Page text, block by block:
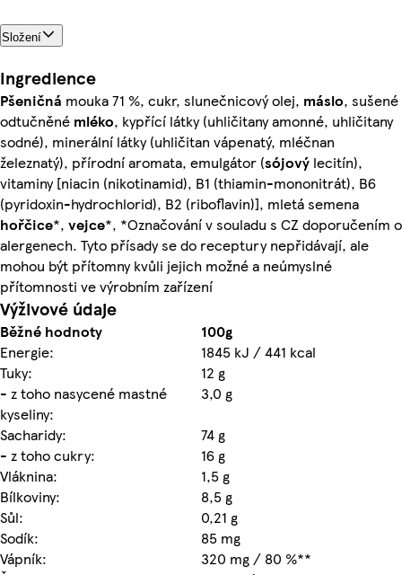
Složení
Ingredience
Pšeničná mouka 71 %, cukr, slunečnicový olej, máslo, sušené
odtučněné mléko, kypřící látky (uhličitany amonné, uhličitany
sodné), minerální látky (uhličitan vápenatý, mléčnan
železnatý), přírodní aromata, emulgátor (sójový lecitín),
vitaminy [niacin (nikotinamid), B1 (thiamin-mononitrát), B6
(pyridoxin-hydrochlorid), B2 (riboflavin)], mletá semena
hořčice*, vejce*, *Označování v souladu s CZ doporučením o
alergenech. Tyto přísady se do receptury nepřidávají, ale
mohou být přítomny kvůli jejich možné a neúmyslné
přítomnosti ve výrobním zařízení
Výživové údaje
Běžné hodnoty
100g
Energie:
1845 kJ / 441 kcal
Tuky:
12 g
- z toho nasycené mastné
kyseliny:
3,0 g
Sacharidy:
74 g
- z toho cukry:
16 g
Vláknina:
1,5 g
Bílkoviny:
8,5 g
Sůl:
0,21 g
Sodík:
85 mg
Vápník:
320 mg / 80 %**